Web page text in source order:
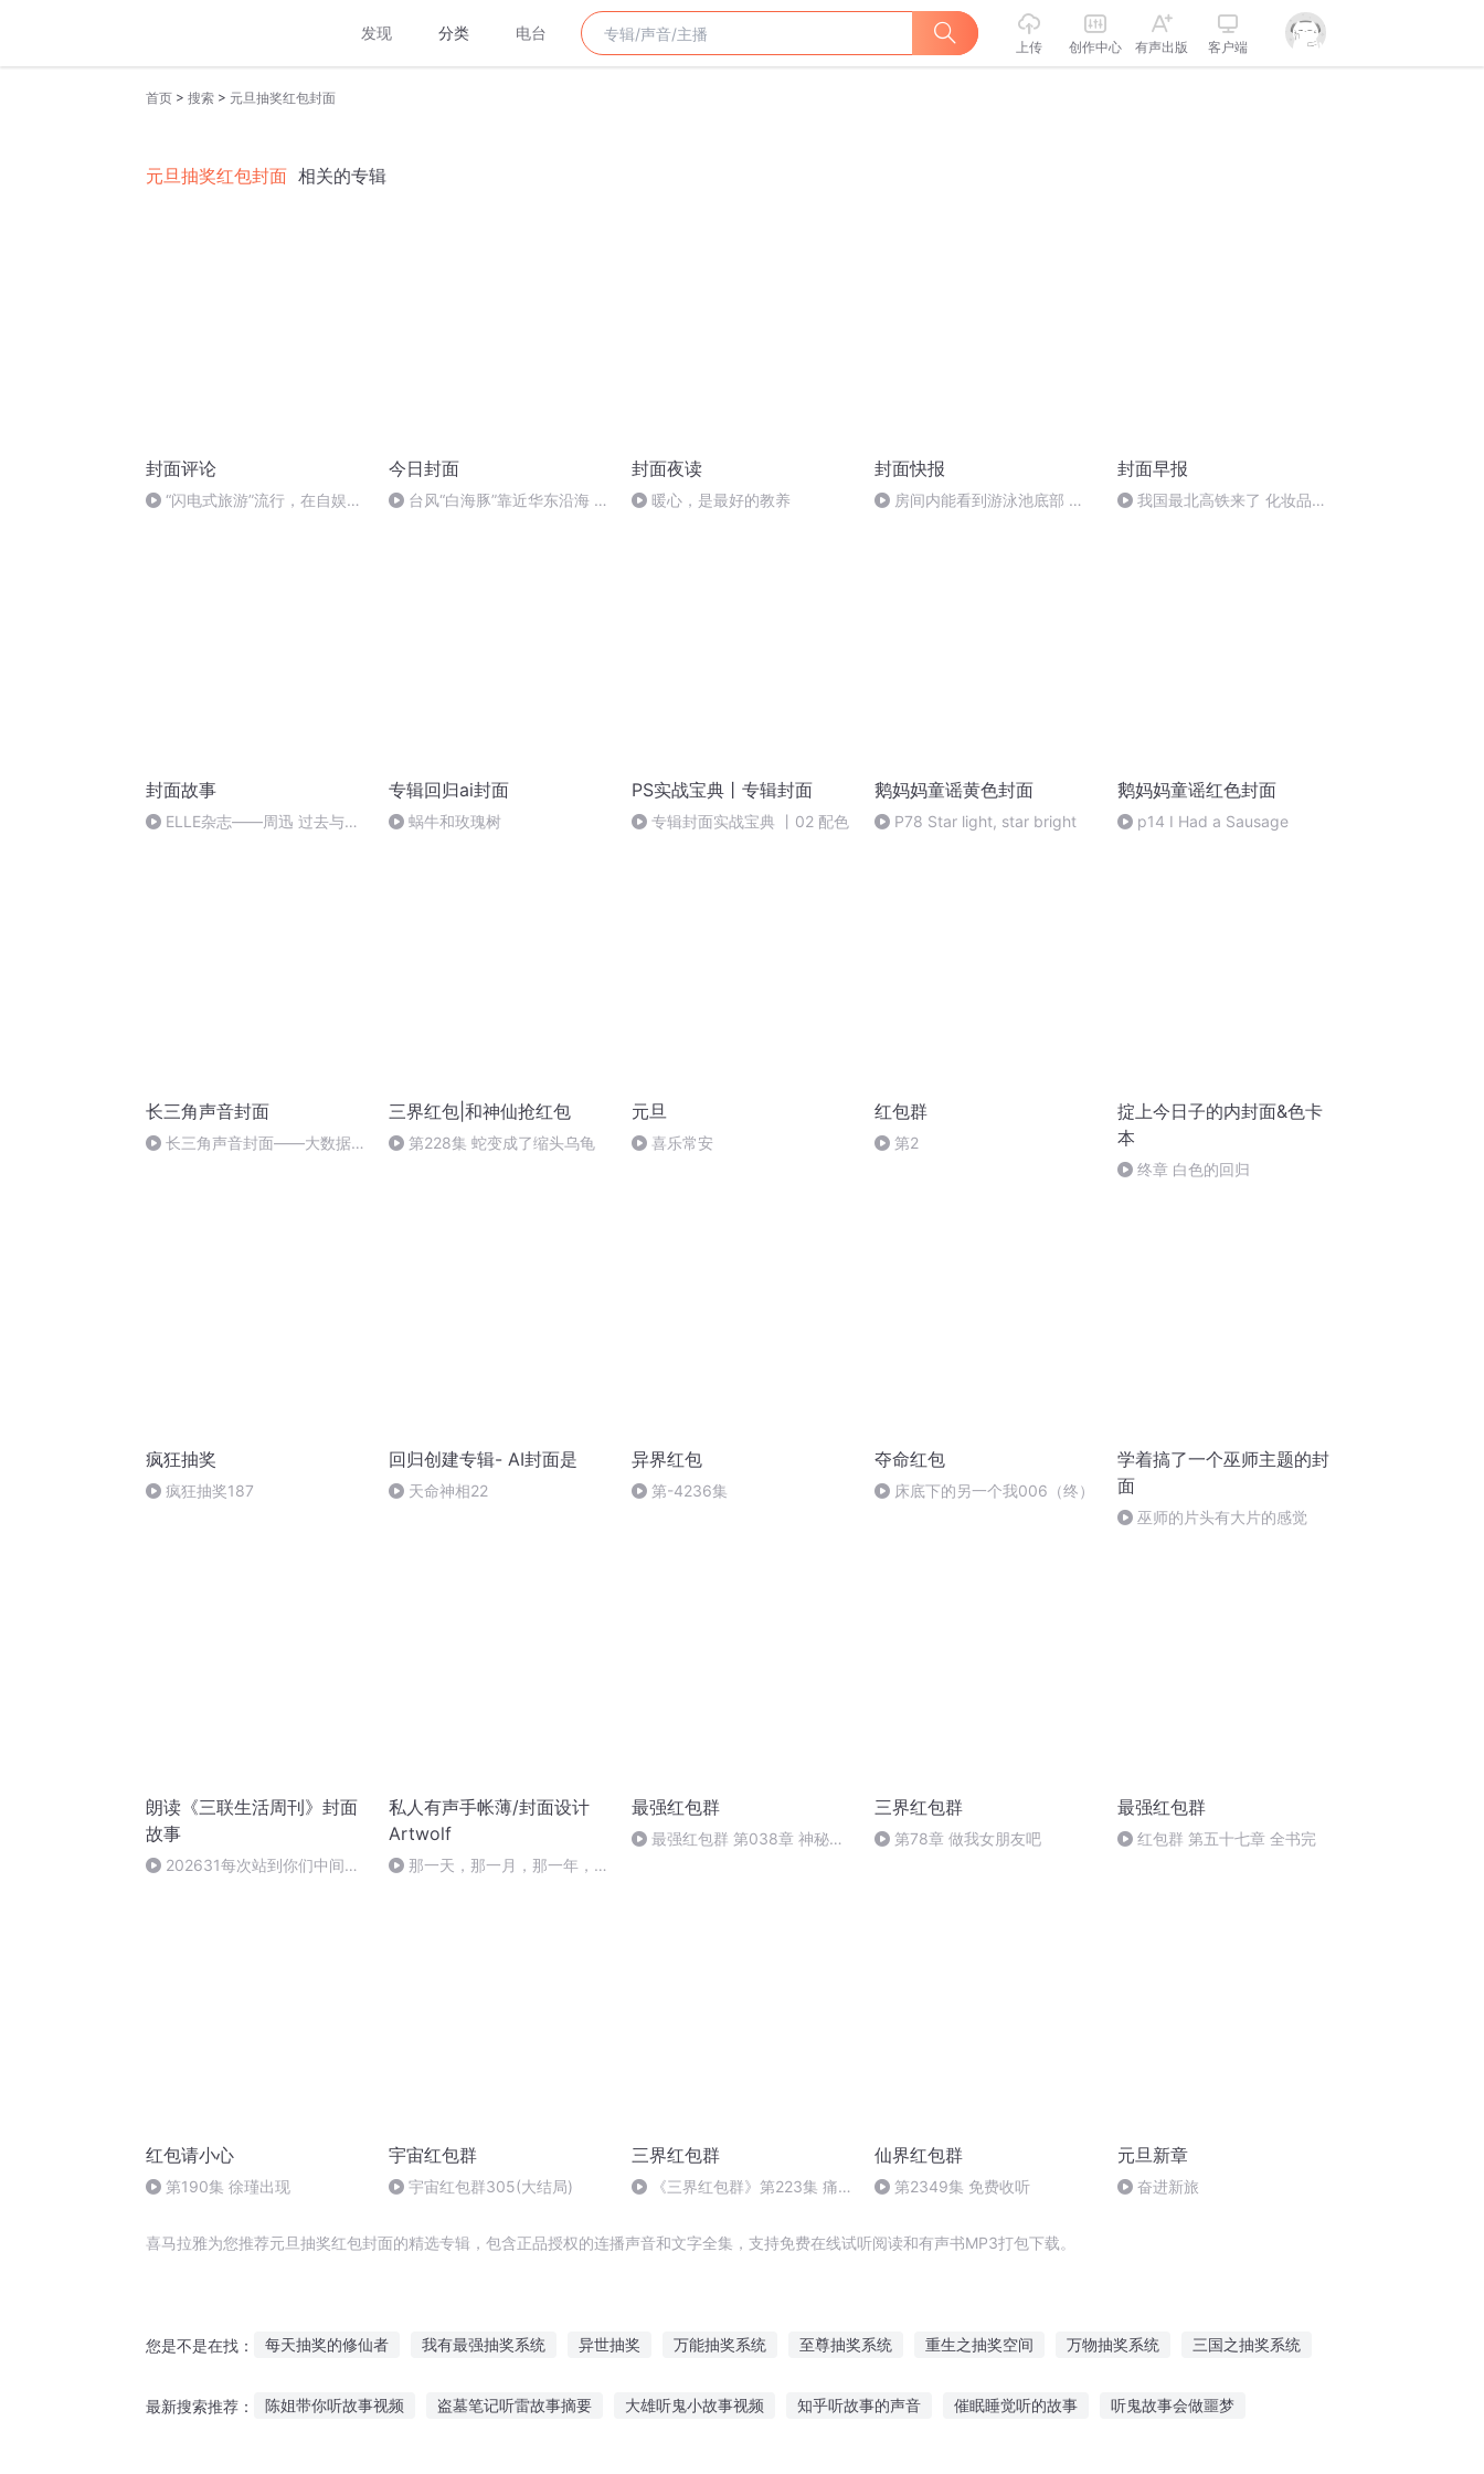
发现 分类 电台
上传 创作中心 有声出版 客户端
首页 > 搜索 > 元旦抽奖红包封面
元旦抽奖红包封面 相关的专辑
封面评论
“闪电式旅游”流行，在自娱中
今日封面
台风“白海豚”靠近华东沿海 冷
封面夜读
暖心，是最好的教养
封面快报
房间内能看到游泳池底部 酒
封面早报
我国最北高铁来了 化妆品新
封面故事
ELLE杂志——周迅 过去与未
专辑回归ai封面
蜗牛和玫瑰树
PS实战宝典丨专辑封面
专辑封面实战宝典 丨02 配色
鹅妈妈童谣黄色封面
P78 Star light, star bright
鹅妈妈童谣红色封面
p14 I Had a Sausage
长三角声音封面
长三角声音封面——大数据行
三界红包|和神仙抢红包
第228集 蛇变成了缩头乌龟
元旦
喜乐常安
红包群
第2
掟上今日子的内封面&色卡
本
终章 白色的回归
疯狂抽奖
疯狂抽奖187
回归创建专辑- AI封面是
天命神相22
异界红包
第-4236集
夺命红包
床底下的另一个我006（终）
学着搞了一个巫师主题的封
面
巫师的片头有大片的感觉
朗读《三联生活周刊》封面
故事
202631每次站到你们中间，
私人有声手帐薄/封面设计
Artwolf
那一天，那一月，那一年，那
最强红包群
最强红包群 第038章 神秘来
三界红包群
第78章 做我女朋友吧
最强红包群
红包群 第五十七章 全书完
红包请小心
第190集 徐瑾出现
宇宙红包群
宇宙红包群305(大结局)
三界红包群
《三界红包群》第223集 痛
仙界红包群
第2349集 免费收听
元旦新章
奋进新旅
喜马拉雅为您推荐元旦抽奖红包封面的精选专辑，包含正品授权的连播声音和文字全集，支持免费在线试听阅读和有声书MP3打包下载。
您是不是在找： 每天抽奖的修仙者 我有最强抽奖系统 异世抽奖 万能抽奖系统 至尊抽奖系统 重生之抽奖空间 万物抽奖系统 三国之抽奖系统
最新搜索推荐： 陈姐带你听故事视频 盗墓笔记听雷故事摘要 大雄听鬼小故事视频 知乎听故事的声音 催眠睡觉听的故事 听鬼故事会做噩梦